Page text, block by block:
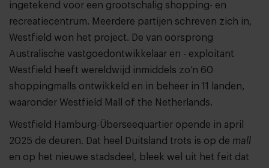
ingetekend voor een grootschalig shopping- en
recreatiecentrum. Meerdere partijen schreven zich in,
Westfield won het project. De van oorsprong
Australische vastgoedontwikkelaar en - exploitant
Westfield heeft wereldwijd inmiddels zo’n 60
shoppingmalls ontwikkeld en in beheer in 11 landen,
waaronder Westfield Mall of the Netherlands.
Westfield Hamburg-Überseequartier opende in april
2025 de deuren. Dat heel Duitsland trots is op de mall
en op het nieuwe stadsdeel, bleek wel uit het feit dat